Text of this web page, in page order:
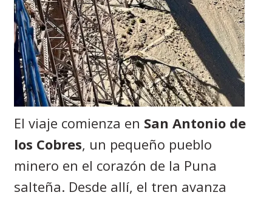
El viaje comienza en San Antonio de
los Cobres, un pequeño pueblo
minero en el corazón de la Puna
salteña. Desde allí, el tren avanza